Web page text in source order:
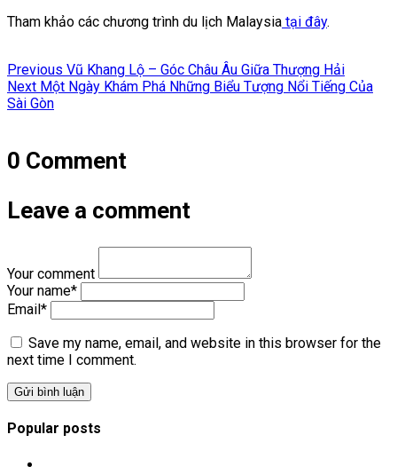
Tham khảo các chương trình du lịch Malaysia tại đây.
hướng
bài
Previous Previous
post:
Vũ Khang Lộ – Góc Châu Âu Giữa Thượng Hải
Next Next
post:
Một Ngày Khám Phá Những Biểu Tượng Nổi Tiếng Của
Sài Gòn
0 Comment
Leave a comment
Your comment
Your name*
Email*
Save my name, email, and website in this browser for the
next time I comment.
Popular posts